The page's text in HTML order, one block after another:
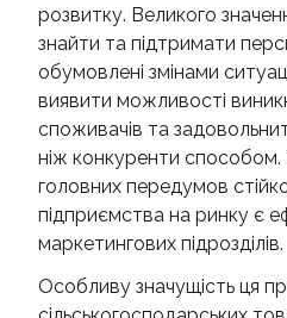
розвитку. Великого
знайти та підтримати
обумовлені змінами
виявити можливості
споживачів та
ніж конкуренти способом.
головних передумов
підприємства на ринку є
маркетингових підрозділів.
Особливу значущість ця